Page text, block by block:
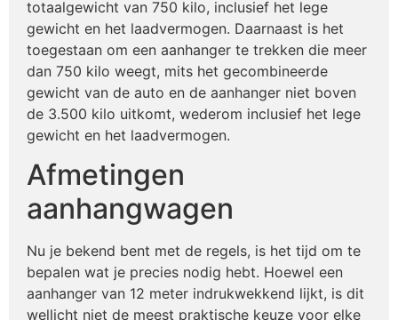
totaalgewicht van 750 kilo, inclusief het lege
gewicht en het laadvermogen. Daarnaast is het
toegestaan om een aanhanger te trekken die meer
dan 750 kilo weegt, mits het gecombineerde
gewicht van de auto en de aanhanger niet boven
de 3.500 kilo uitkomt, wederom inclusief het lege
gewicht en het laadvermogen.
Afmetingen
aanhangwagen
Nu je bekend bent met de regels, is het tijd om te
bepalen wat je precies nodig hebt. Hoewel een
aanhanger van 12 meter indrukwekkend lijkt, is dit
wellicht niet de meest praktische keuze voor elke